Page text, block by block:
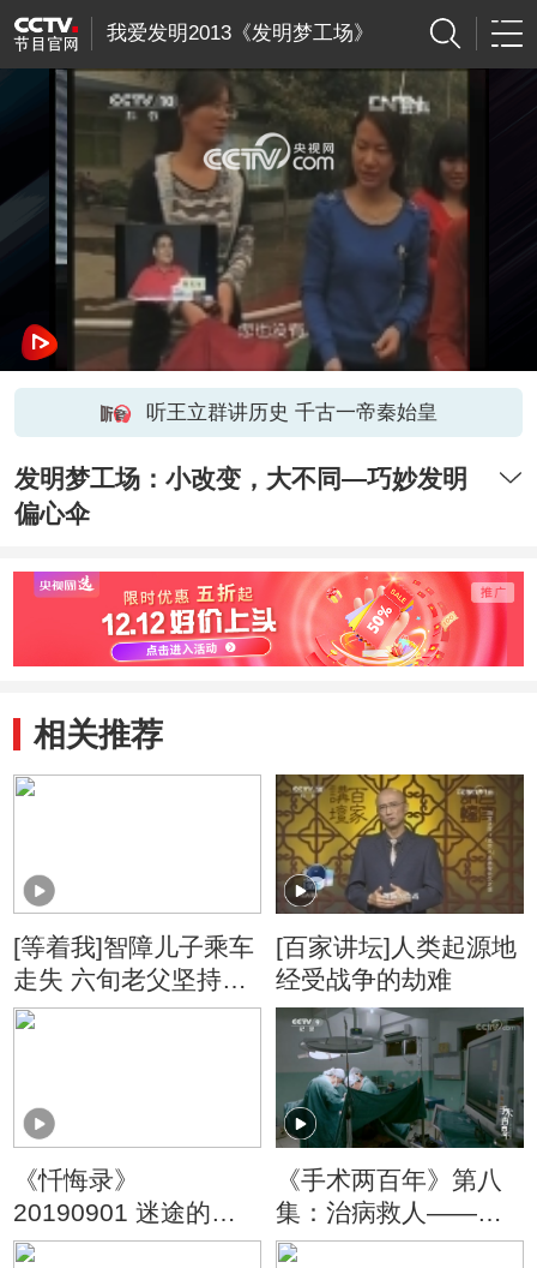
我爱发明2013《发明梦工场》
网络开小差了，请稍后再试
听王立群讲历史 千古一帝秦始皇
发明梦工场：小改变，大不同—巧妙发明
偏心伞
相关推荐
[等着我]智障儿子乘车
走失 六旬老父坚持寻
找
[百家讲坛]人类起源地
经受战争的劫难
《忏悔录》
20190901 迷途的少
年
《手术两百年》第八
集：治病救人——医
生独一无二的特权